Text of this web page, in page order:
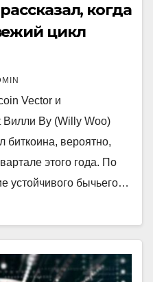
когда
цикл
Vector и
Вилли Ву (Willy Woo)
биткоина, вероятно,
этого года. По
устойчивого бычьего…